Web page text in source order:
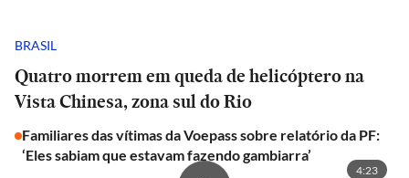
BRASIL
Quatro morrem em queda de helicóptero na
Vista Chinesa, zona sul do Rio
Familiares das vítimas da Voepass sobre relatório da PF:
‘Eles sabiam que estavam fazendo gambiarra’
4:23